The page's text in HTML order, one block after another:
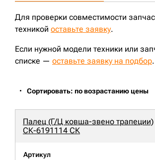
Для проверки совместимости
техникой оставьте заявку.
Если нужной модели техники или
списке — оставьте заявку на подбор.
Сортировать: по возрастанию цены
Палец (Г/Ц ковша-звено трапеции)
СК-6191114 СК
Артикул